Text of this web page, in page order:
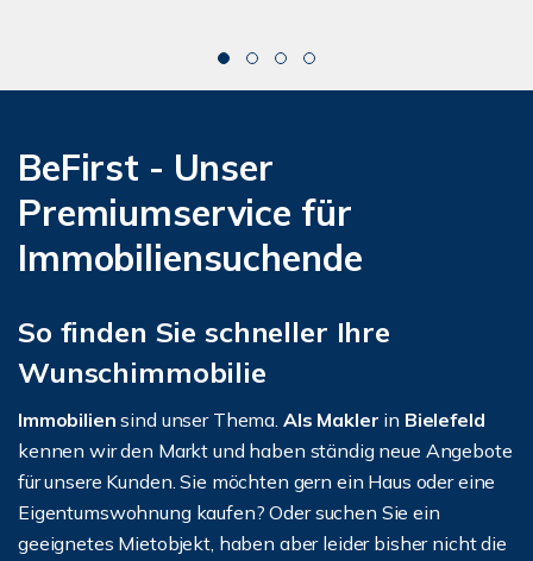
BeFirst - Unser
Premiumservice für
Immobiliensuchende
So finden Sie schneller Ihre
Wunschimmobilie
Immobiliensind unser Thema. Als Makler in Bielefeld
kennen wir den Markt und haben ständig neue Angebote
für unsere Kunden. Sie möchten gern ein Haus oder eine
Eigentumswohnung kaufen? Oder suchen Sie ein
geeignetes Mietobjekt, haben aber leider bisher nicht die